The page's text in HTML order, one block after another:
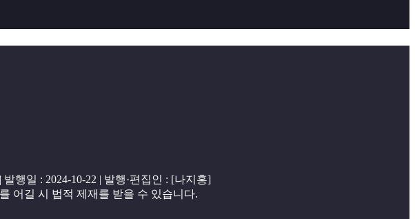
행일 : 2024-10-22 | 발행·편집인 : [나지홍]
어길 시 법적 제재를 받을 수 있습니다.